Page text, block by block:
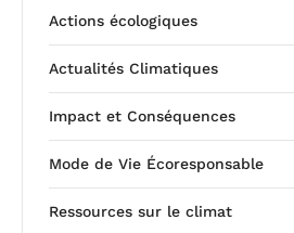
Actions écologiques
Actualités Climatiques
Impact et Conséquences
Mode de Vie Écoresponsable
Ressources sur le climat